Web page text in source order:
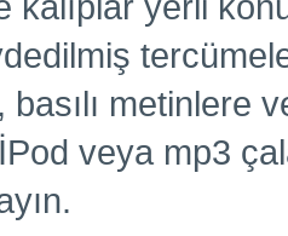
metinlere
veya mp3